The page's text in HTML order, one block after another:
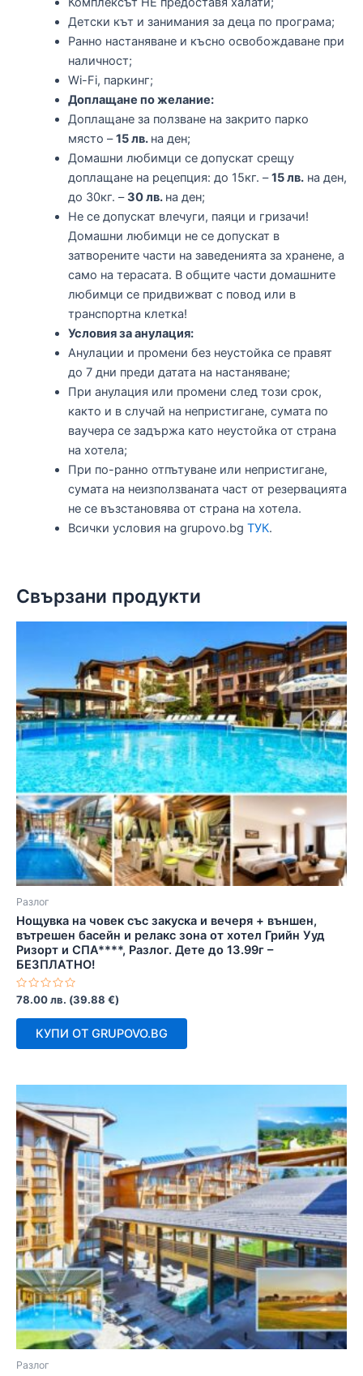
Детски кът и занимания за деца по програма;
Ранно настаняване и късно освобождаване при
наличност;
Wi-Fi, паркинг;
Доплащане по желание:
Доплащане за ползване на закрито парко
място –15 лв. на ден;
Домашни любимци се допускат срещу
доплащане на рецепция: до 15кг. –15 лв.на ден,
до 30кг. –30 лв. на ден;
Не се допускат влечуги, паяци и гризачи!
Домашни любимци не се допускат в
затворените части на заведенията за хранене, а
само на терасата. В общите части домашните
любимци се придвижват с повод или в
транспортна клетка!
Условия за анулация:
Анулации и промени без неустойка се правят
до 7 дни преди датата на настаняване;
При анулация или промени след този срок,
както и в случай на непристигане, сумата по
ваучера се задържа като неустойка от страна
на хотела;
При по-ранно отпътуване или непристигане,
сумата на неизползваната част от резервацията
не се възстановява от страна на хотела.
Всички условия на grupovo.bg ТУК.
Свързани продукти
Разлог
Нощувка на човек със закуска и вечеря + външен,
вътрешен басейн и релакс зона от хотел Грийн Ууд
Ризорт и СПА****, Разлог. Дете до 13.99г –
БЕЗПЛАТНО!
Оценено
0
78.00лв. (39.88 €)
КУПИ ОТ GRUPOVO.BG
Разлог